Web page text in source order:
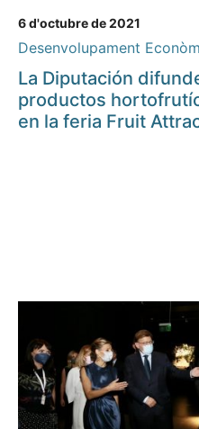
6 d'octubre de 2021
Desenvolupament
La Diputación
productos
en la feria Fruit